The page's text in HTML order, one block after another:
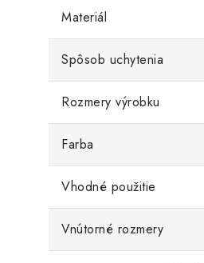
Materiál
Spôsob uchytenia
Rozmery výrobku
Farba
Vhodné použitie
Vnútorné rozmery